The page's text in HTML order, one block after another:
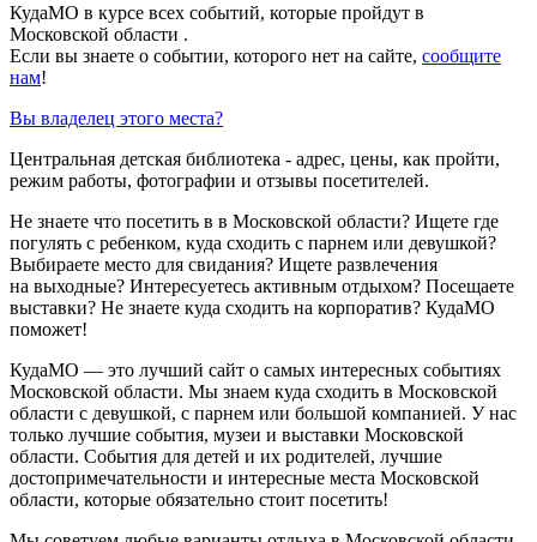
КудаМО в курсе всех событий, которые пройдут в
Московской области .
Если вы знаете о событии, которого нет на сайте, сообщите
нам!
Вы владелец этого места?
Центральная детская библиотека - адрес, цены, как пройти,
режим работы, фотографии и отзывы посетителей.
Не знаете что посетить в в Московской области? Ищете где
погулять с ребенком, куда сходить с парнем или девушкой?
Выбираете место для свидания? Ищете развлечения
на выходные? Интересуетесь активным отдыхом? Посещаете
выставки? Не знаете куда сходить на корпоратив? КудаМО
поможет!
КудаМО — это лучший сайт о самых интересных событиях
Московской области. Мы знаем куда сходить в Московской
области с девушкой, с парнем или большой компанией. У нас
только лучшие события, музеи и выставки Московской
области. События для детей и их родителей, лучшие
достопримечательности и интересные места Московской
области, которые обязательно стоит посетить!